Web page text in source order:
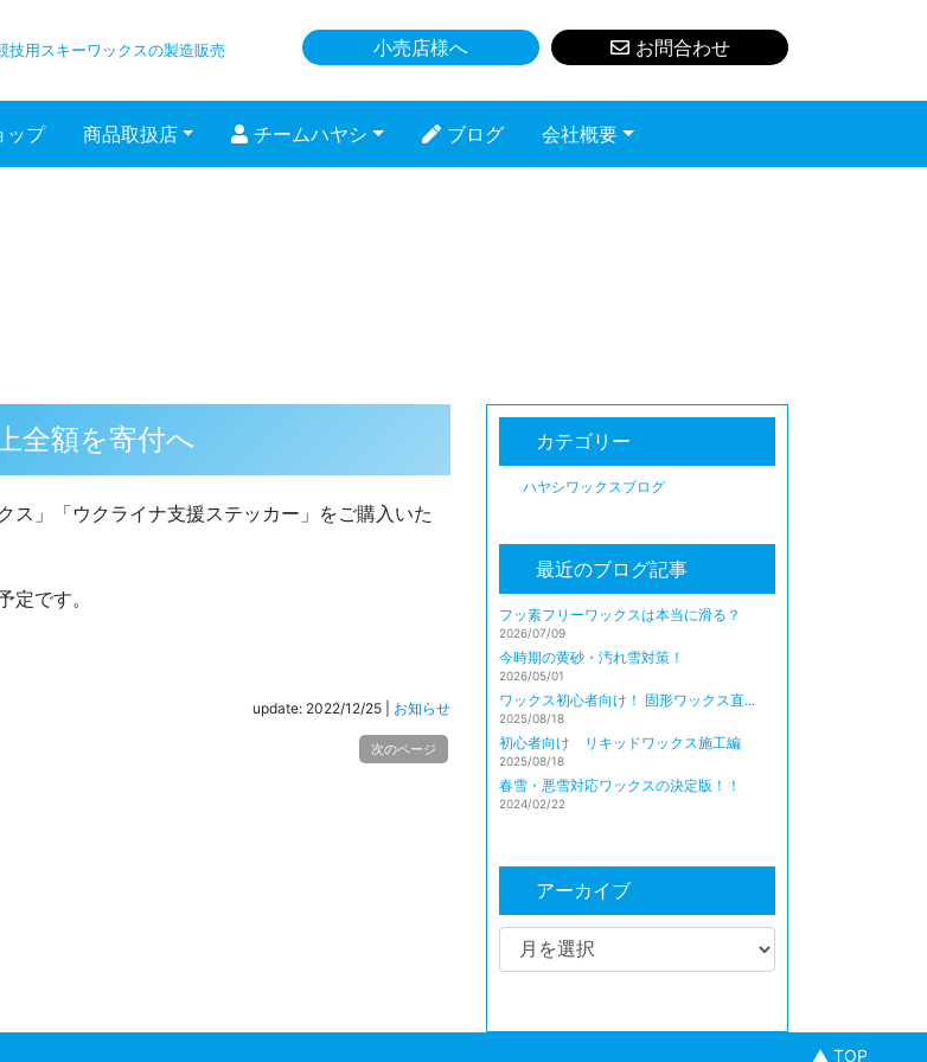
技用スキーワックスの製造販売 小売店様へ お問合わせ
ップ 商品取扱店 チームハヤシ ブログ 会社概要
全額を寄付へ
ス」「ウクライナ支援ステッカー」をご購入いた
です。
update: 2022/12/25 お知らせ
次のページ
カテゴリー
ハヤシワックスブログ
最近のブログ記事
フッ素フリーワックスは本当に滑る？
2026/07/09
今時期の黄砂・汚れ雪対策！
2026/05/01
ワックス初心者向け！ 固形ワックス直...
2025/08/18
初心者向け リキッドワックス施工編
2025/08/18
春雪・悪雪対応ワックスの決定版！！
2024/02/22
アーカイブ
▲ TOP